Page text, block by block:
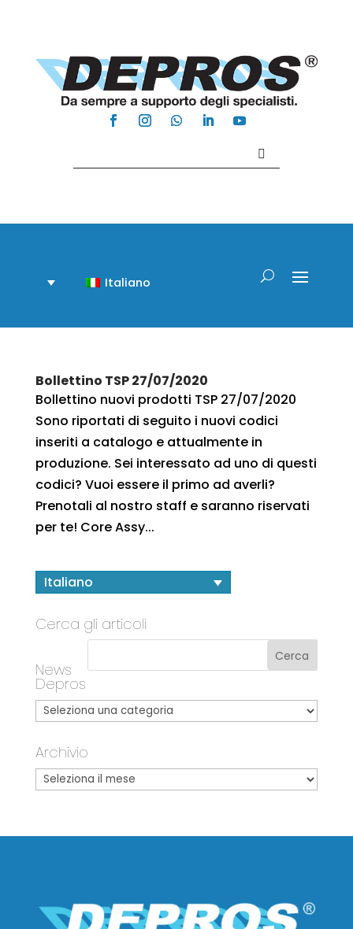
Italiano
Bollettino TSP 27/07/2020
Bollettino nuovi prodotti TSP 27/07/2020
Sono riportati di seguito i nuovi codici
inseriti a catalogo e attualmente in
produzione. Sei interessato ad uno di questi
codici? Vuoi essere il primo ad averli?
Prenotali al nostro staff e saranno riservati
per te! Core Assy...
Italiano
Cerca gli articoli
News
Depros
Archivio